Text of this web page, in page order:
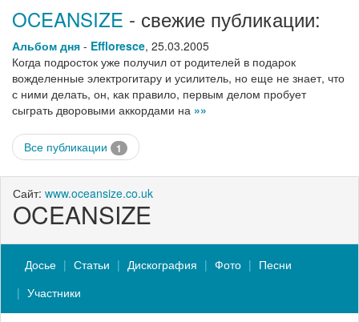
OCEANSIZE - свежие публикации:
Альбом дня - Effloresce, 25.03.2005
Когда подросток уже получил от родителей в подарок
вожделенные электрогитару и усилитель, но еще не знает, что
с ними делать, он, как правило, первым делом пробует
сыграть дворовыми аккордами на »»
Все публикации 1
Сайт: www.oceansize.co.uk
OCEANSIZE
Досье Статьи Дискография Фото
Песни
Участники